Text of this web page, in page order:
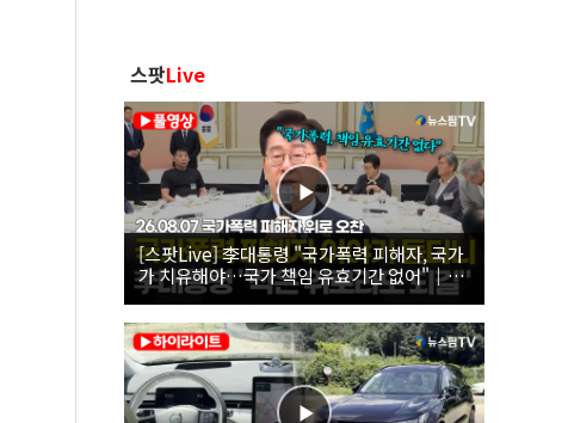
스팟Live
[스팟Live] 李대통령 "국가폭력 피해자, 국가
가 치유해야…국가 책임 유효기간 없어"｜
26.08.07 국가폭력 피해자 위로 오찬